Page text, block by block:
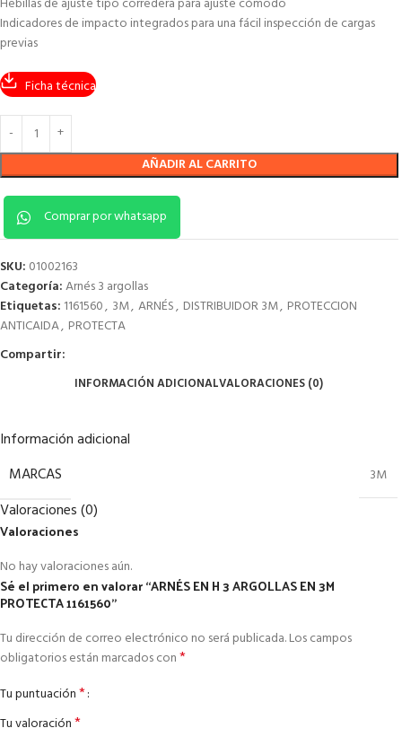
Indicadores de impacto integrados para una fácil inspección de cargas
previas
Ficha técnica
AÑADIR AL CARRITO
Comprar por whatsapp
SKU: 01002163
Categoría:Arnés 3 argollas
Etiquetas: 1161560, 3M, ARNÉS, DISTRIBUIDOR 3M, PROTECCION
ANTICAIDA, PROTECTA
Compartir:
INFORMACIÓN ADICIONALVALORACIONES (0)
Información adicional
MARCAS
3M
Valoraciones (0)
Valoraciones
No hay valoraciones aún.
Sé el primero en valorar “ARNÉS EN H 3 ARGOLLAS EN 3M
PROTECTA 1161560”
Tu dirección de correo electrónico no será publicada.Los campos
obligatorios están marcados con*
Tu puntuación*
Tu valoración*